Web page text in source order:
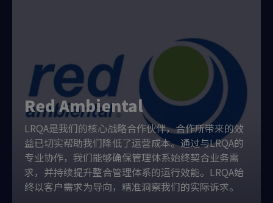
Red Ambiental
LRQA是我们的核心战略合作伙伴，合作所带来的效
益已切实帮助我们降低了运营成本。通过与LRQA的
专业协作，我们能够确保管理体系始终契合业务需
求，并持续提升整合管理体系的运行效能。LRQA始
终以客户需求为导向，精准洞察我们的实际诉求。